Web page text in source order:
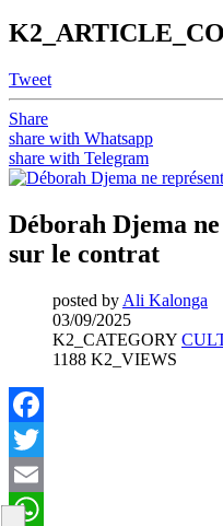
Tweet
Share
share with Whatsapp
share with Telegram
Déborah Djema
sur le contrat
posted by Ali Kalonga
03/09/2025
K2_CATEGORY
1188 K2_VIEWS
Facebook
Twitter
Email